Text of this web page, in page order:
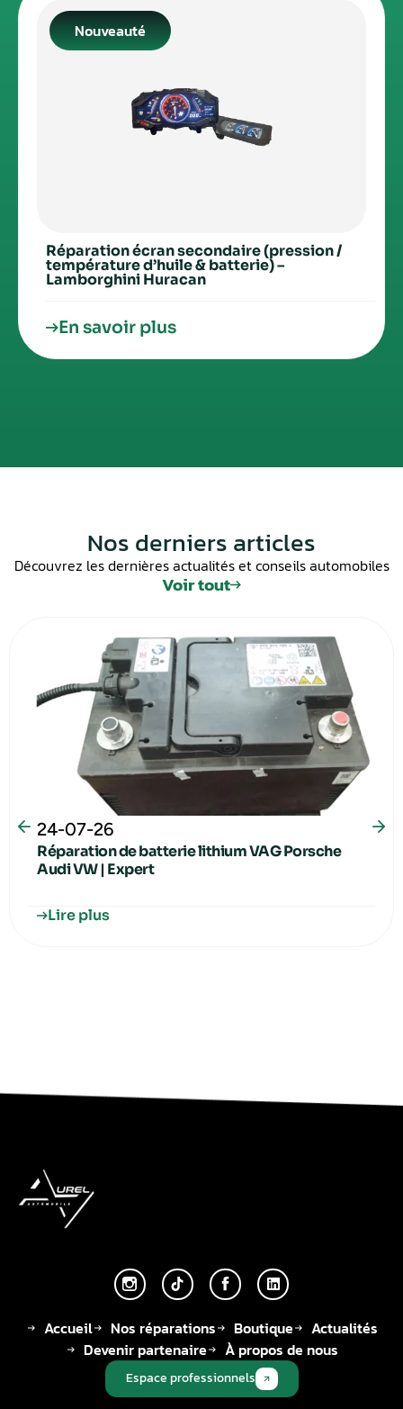
Nouveauté
Réparation écran secondaire (pression /
température d’huile & batterie) –
Lamborghini Huracan
En savoir plus
Nos derniers articles
Découvrez les dernières actualités et conseils automobiles
Voir tout
24-07-26
Réparation de batterie lithium VAG Porsche
Audi VW | Expert
Lire plus
Accueil Nos réparations Boutique
Actualités
Devenir partenaire
À propos de nous
Espace professionnels